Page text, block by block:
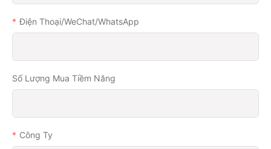
Điện Thoại/WeChat/WhatsApp
Số Lượng Mua Tiềm Năng
Công Ty